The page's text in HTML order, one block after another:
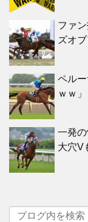
ファ
ズオ
ペル
ｗｗ
一発
大穴V